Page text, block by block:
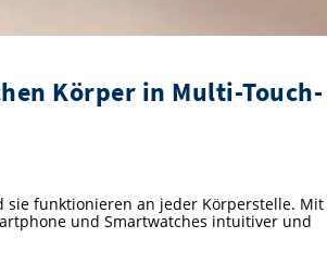
Körper in Multi-Touch-
sie funktionieren an jeder Körperstelle. Mit
und Smartwatches intuitiver und